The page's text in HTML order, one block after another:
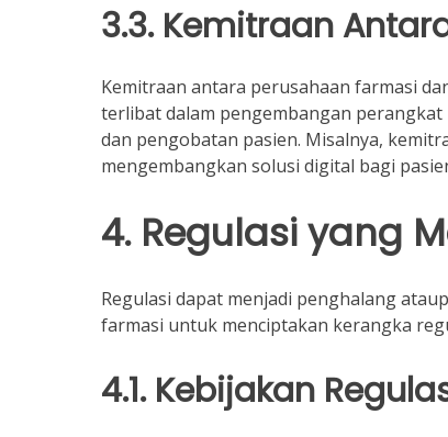
3.3. Kemitraan
Kemitraan antara perusahaan farmasi
terlibat dalam pengembangan
dan pengobatan pasien. Misalnya,
mengembangkan solusi digital bagi
4. Regulasi yang
Regulasi dapat menjadi penghalang
farmasi untuk menciptakan kerangka
4.1. Kebijakan